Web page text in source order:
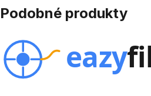
Podobné produkty